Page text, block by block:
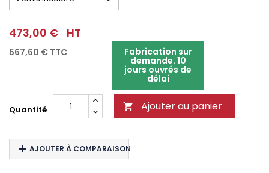
473,00 € HT
567,60 € TTC Fabrication sur
demande. 10
jours ouvrés de
délai
Quantité  Ajouter au panier
AJOUTER À COMPARAISON